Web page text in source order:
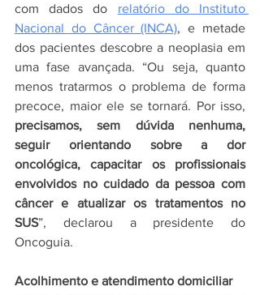
com dados do relatório do Instituto
Nacional do Câncer (INCA), e metade
dos pacientes descobre a neoplasia em
uma fase avançada. “Ou seja, quanto
menos tratarmos o problema de forma
precisamos, sem dúvida nenhuma,
seguir orientando sobre a dor
oncológica, capacitar os profissionais
envolvidos no cuidado da pessoa com
câncer e atualizar os tratamentos no
SUS”, declarou a presidente do
Oncoguia.
Acolhimento e atendimento domiciliar